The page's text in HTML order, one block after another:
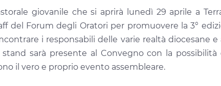
giovanile che si aprirà lunedì 29 aprile a
del Forum degli Oratori per promuovere la 3°
i responsabili delle varie realtà
sarà presente al Convegno con la
il vero e proprio evento assembleare.